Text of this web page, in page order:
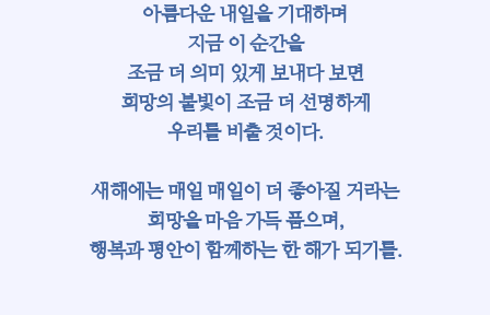
아름다운 내일을 기대하며
지금 이 순간을
조금 더 의미 있게 보내다 보면
희망의 불빛이 조금 더 선명하게
우리를 비출 것이다.
새해에는 매일 매일이 더 좋아질 거라는
희망을 마음 가득 품으며,
행복과 평안이 함께하는 한 해가 되기를.